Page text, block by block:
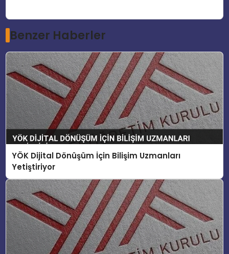
Benzer Haberler
YÖK Dijital Dönüşüm İçin Bilişim Uzmanları
Yetiştiriyor